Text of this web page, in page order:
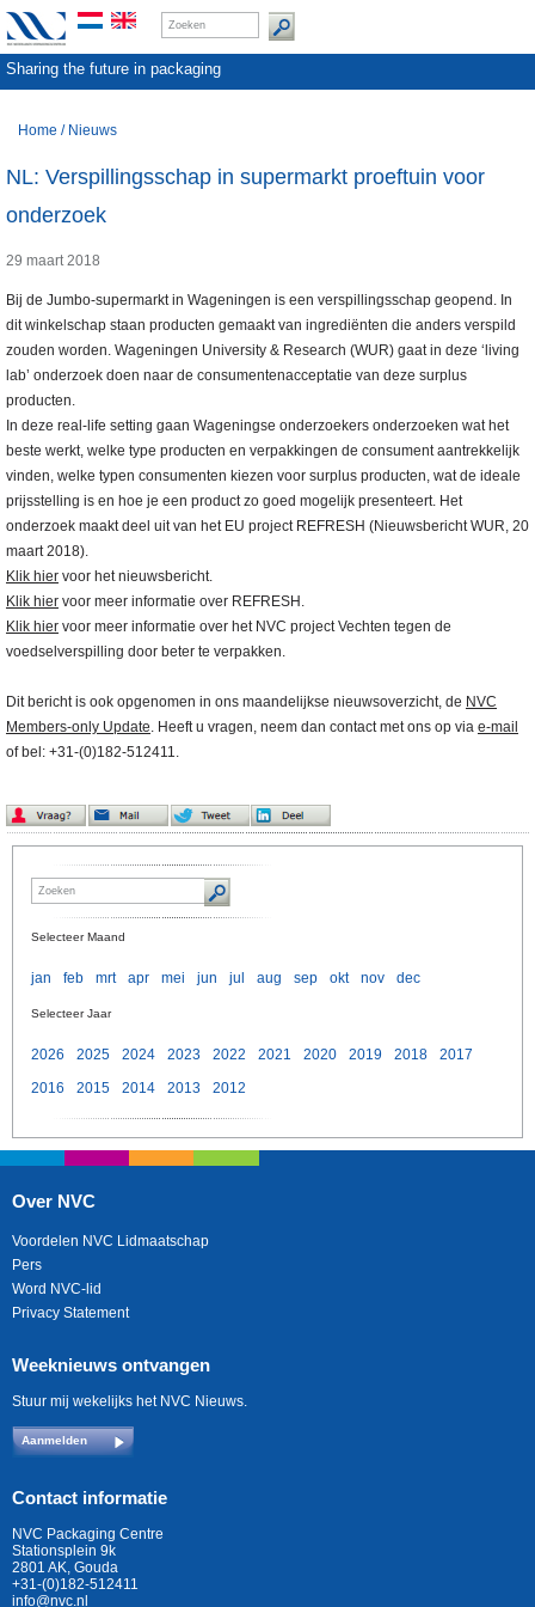
Sharing the future in packaging
Home / Nieuws
NL: Verspillingsschap in supermarkt proeftuin voor
onderzoek
29 maart 2018
Bij de Jumbo-supermarkt in Wageningen is een verspillingsschap geopend. In
dit winkelschap staan producten gemaakt van ingrediënten die anders verspild
zouden worden. Wageningen University & Research (WUR) gaat in deze ‘living
lab’ onderzoek doen naar de consumentenacceptatie van deze surplus
producten.
In deze real-life setting gaan Wageningse onderzoekers onderzoeken wat het
beste werkt, welke type producten en verpakkingen de consument aantrekkelijk
vinden, welke typen consumenten kiezen voor surplus producten, wat de ideale
prijsstelling is en hoe je een product zo goed mogelijk presenteert. Het
onderzoek maakt deel uit van het EU project REFRESH (Nieuwsbericht WUR, 20
maart 2018).
Klik hier voor het nieuwsbericht.
Klik hier voor meer informatie over REFRESH.
Klik hier voor meer informatie over het NVC project Vechten tegen de
voedselverspilling door beter te verpakken.
Dit bericht is ook opgenomen in ons maandelijkse nieuwsoverzicht, de NVC
Members-only Update. Heeft u vragen, neem dan contact met ons op via e-mail
of bel: +31-(0)182-512411.
Selecteer Maand
jan feb mrt apr mei jun jul aug sep okt nov dec
Selecteer Jaar
2026 2025 2024 2023 2022 2021 2020 2019 2018
2017
2016
2015 2014 2013 2012
Over NVC
Voordelen NVC Lidmaatschap
Pers
Word NVC-lid
Privacy Statement
Weeknieuws ontvangen
Stuur mij wekelijks het NVC Nieuws.
Aanmelden
Contact informatie
NVC Packaging Centre
Stationsplein 9k
2801 AK, Gouda
+31-(0)182-512411
info@nvc.nl